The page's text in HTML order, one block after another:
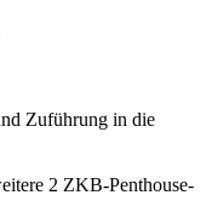
Zuführung in die
2 ZKB-Penthouse-